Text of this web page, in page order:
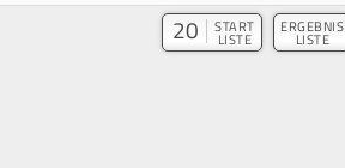
20 START
LISTE
ERGEBNIS
LISTE